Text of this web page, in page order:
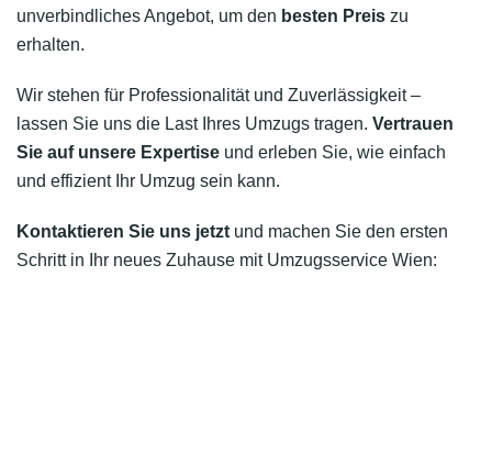
unverbindliches Angebot, um den besten Preis zu
erhalten.
Wir stehen für Professionalität und Zuverlässigkeit –
lassen Sie uns die Last Ihres Umzugs tragen. Vertrauen
Sie auf unsere Expertise und erleben Sie, wie einfach
und effizient Ihr Umzug sein kann.
Kontaktieren Sie uns jetzt und machen Sie den ersten
Schritt in Ihr neues Zuhause mit Umzugsservice Wien: